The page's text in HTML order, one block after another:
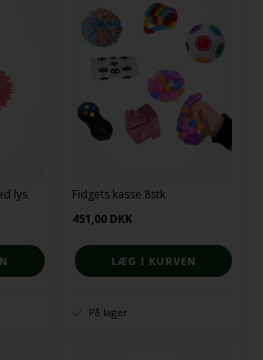
lys
Fidgets kasse 8stk
451,00 DKK
På lager